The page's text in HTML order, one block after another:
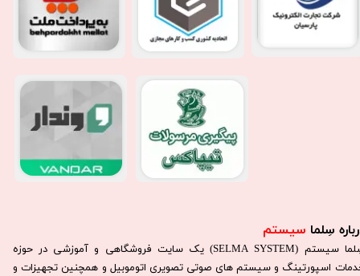
سِلما سیستم​​​​​​​
سِلما سيستم (SELMA SYSTEM) یک سایت فروشگاهی و آموزشی در حوزه
اسپورتینگ و سیستم های صوتی تصویری اتوموبیل و همچنین تجهیزات و